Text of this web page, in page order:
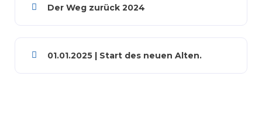
Der Weg zurück 2024
01.01.2025 | Start des neuen Alten.